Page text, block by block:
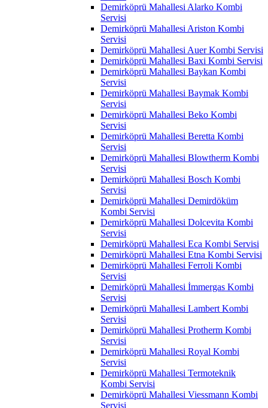
Demirköprü Mahallesi Alarko Kombi
Servisi
Demirköprü Mahallesi Ariston Kombi
Servisi
Demirköprü Mahallesi Auer Kombi Servisi
Demirköprü Mahallesi Baxi Kombi Servisi
Demirköprü Mahallesi Baykan Kombi
Servisi
Demirköprü Mahallesi Baymak Kombi
Servisi
Demirköprü Mahallesi Beko Kombi
Servisi
Demirköprü Mahallesi Beretta Kombi
Servisi
Demirköprü Mahallesi Blowtherm Kombi
Servisi
Demirköprü Mahallesi Bosch Kombi
Servisi
Demirköprü Mahallesi Demirdöküm
Kombi Servisi
Demirköprü Mahallesi Dolcevita Kombi
Servisi
Demirköprü Mahallesi Eca Kombi Servisi
Demirköprü Mahallesi Etna Kombi Servisi
Demirköprü Mahallesi Ferroli Kombi
Servisi
Demirköprü Mahallesi İmmergas Kombi
Servisi
Demirköprü Mahallesi Lambert Kombi
Servisi
Demirköprü Mahallesi Protherm Kombi
Servisi
Demirköprü Mahallesi Royal Kombi
Servisi
Demirköprü Mahallesi Termoteknik
Kombi Servisi
Demirköprü Mahallesi Viessmann Kombi
Servisi